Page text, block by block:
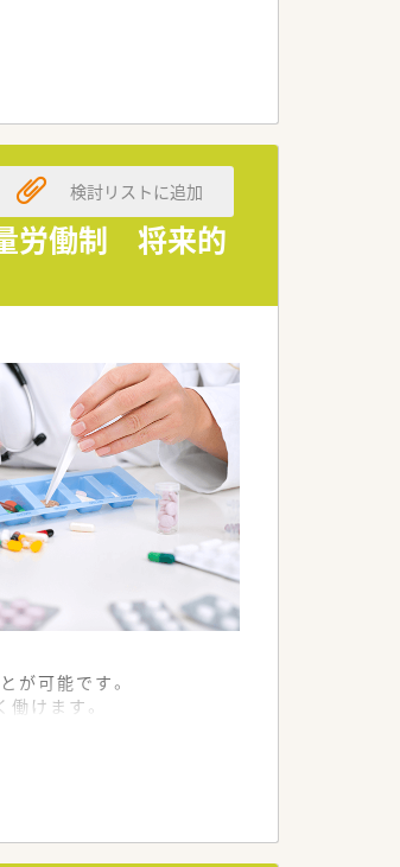
ています。
迎します。
ます。
す。
ます。
ください。
が強みです。
開します。
集団です。
労働制 将来的
検討リストに追加
が可能です。
けます。
集します。
方を求めます。
歓迎します。